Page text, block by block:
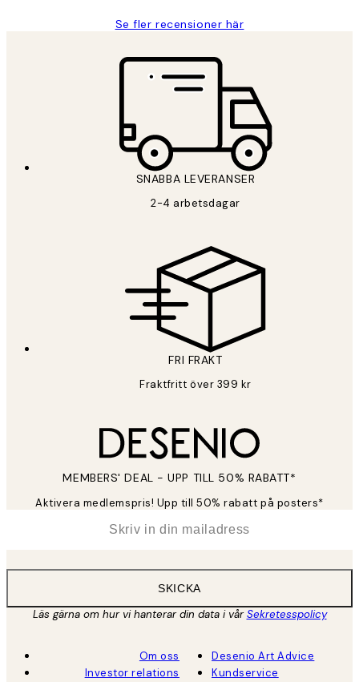
Se fler recensioner här
SNABBA LEVERANSER
2-4 arbetsdagar
FRI FRAKT
Fraktfritt över 399 kr
MEMBERS' DEAL - UPP TILL 50% RABATT*
Aktivera medlemspris! Upp till 50% rabatt på posters*
SKICKA
Läs gärna om hur vi hanterar din data i vårSekretesspolicy
Om oss
Investor relations
Desenio Art Advice
Kundservice